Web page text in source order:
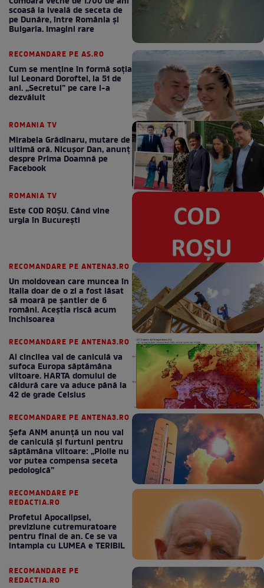
scoasă la iveală de seceta de
pe Dunăre, între România şi
Bulgaria. Imagini rare
RECOMANDARE PE AS.RO
Cum se menţine în formă soţia
lui Leonard Doroftei, la 51 de
ani. „Secretul” pe care l-a
dezvăluit
ROMANIA TV
Mirabela Grădinaru, mutare de
ultimă oră. Nicuşor Dan, anunţ
despre Prima Doamnă pe
Facebook
ROMANIA TV
Este COD ROŞU. Când vine
urgia în Bucureşti
RECOMANDARE PE ANTENA3.RO
Un moldovean care muncea în
Italia doar de o zi a fost lăsat
să moară pe şantier de 6
români. Aceștia riscă acum
închisoarea
RECOMANDARE PE ANTENA3.RO
Al cincilea val de caniculă va
sufoca Europa săptămâna
viitoare. HARTA domului de
căldură care va aduce până la
42 de grade Celsius
RECOMANDARE PE ANTENA3.RO
Șefa ANM anunță un nou val
de caniculă și furtuni pentru
săptămâna viitoare: „Ploile nu
vor putea compensa seceta
pedologică”
RECOMANDARE PE
REDACTIA.RO
Profetul Apocalipsei,
previziune cutremuratoare
pentru final de an. Ce se va
intampla cu LUMEA e TERIBIL
RECOMANDARE PE
REDACTIA.RO